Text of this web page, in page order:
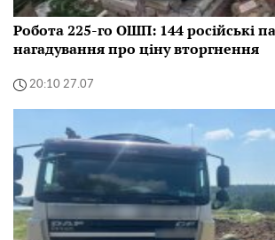
Робота 225-го ОШП: 144 російські
нагадування про ціну вторгнення
20:10 27.07